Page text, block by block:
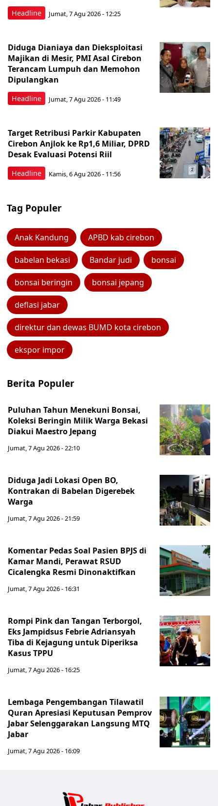
Headline Jumat, 7 Agu 2026 - 12:25
Headline
Diduga Dianiaya dan Dieksploitasi
Majikan di Mesir, PMI Asal Cirebon
Terancam Lumpuh dan Memohon
Dipulangkan
Jumat, 7 Agu 2026 - 11:49
Headline
Target Retribusi Parkir Kabupaten
Cirebon Anjlok ke Rp1,6 Miliar, DPRD
Desak Evaluasi Potensi Riil
Kamis, 6 Agu 2026 - 11:56
Tag Populer
Anak Kandung APBD kab cirebon
babelan bekasi Bandar judi bonsai
bonsai beringin bonsai jepang
deflasi jabar
direktur dan dewas BUMD kota cirebon
ekspor impor
Berita Populer
Puluhan Tahun Menekuni Bonsai,
Koleksi Beringin Milik Warga Bekasi
Diakui Maestro Jepang
Jumat, 7 Agu 2026 - 22:10
Diduga Jadi Lokasi Open BO,
Kontrakan di Babelan Digerebek
Warga
Jumat, 7 Agu 2026 - 21:59
Komentar Pedas Soal Pasien BPJS di
Kamar Mandi, Perawat RSUD
Cicalengka Resmi Dinonaktifkan
Jumat, 7 Agu 2026 - 16:31
Rompi Pink dan Tangan Terborgol,
Eks Jampidsus Febrie Adriansyah
Tiba di Kejagung untuk Diperiksa
Kasus TPPU
Jumat, 7 Agu 2026 - 16:25
Lembaga Pengembangan Tilawatil
Quran Apresiasi Keputusan Pemprov
Jabar Selenggarakan Langsung MTQ
Jabar
Jumat, 7 Agu 2026 - 16:09